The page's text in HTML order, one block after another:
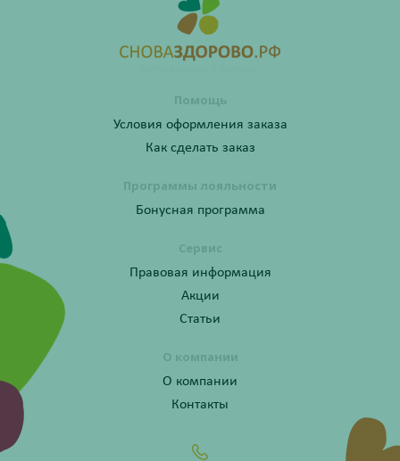
Помощь
Условия оформления заказа
Как сделать заказ
Программы лояльности
Бонусная программа
Сервис
Правовая информация
Акции
Статьи
О компании
О компании
Контакты